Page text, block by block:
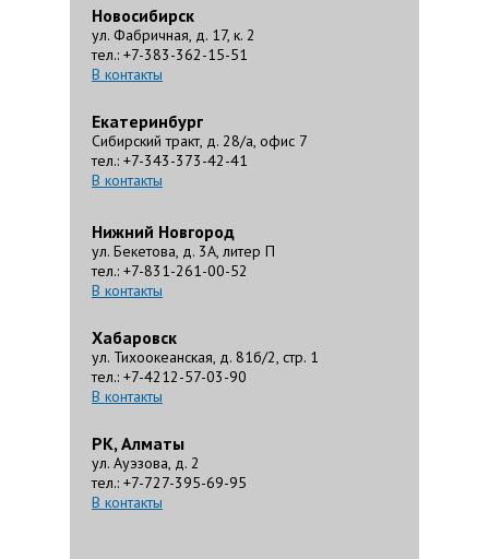
Новосибирск
ул. Фабричная, д. 17, к. 2
тел.: +7-383-362-15-51
В контакты
Екатеринбург
Сибирский тракт, д. 28/а, офис 7
тел.: +7-343-373-42-41
В контакты
Нижний Новгород
ул. Бекетова, д. 3А, литер П
тел.: +7-831-261-00-52
В контакты
Хабаровск
ул. Тихоокеанская, д. 81б/2, стр. 1
тел.: +7-4212-57-03-90
В контакты
РК, Алматы
ул. Ауэзова, д. 2
тел.: +7-727-395-69-95
В контакты